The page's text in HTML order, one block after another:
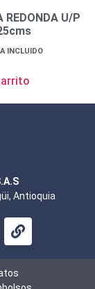
REDONDA U/P
INCLUIDO
Antioquia